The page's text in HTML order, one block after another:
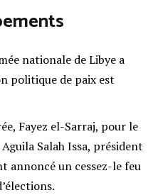
nationale de Libye a
politique de paix est
Fayez el-Sarraj, pour le
Salah Issa, président
annoncé un cessez-le feu